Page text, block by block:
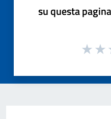
su questa